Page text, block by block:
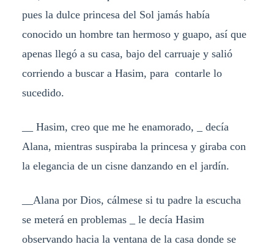
pues la dulce princesa del Sol jamás había
conocido un hombre tan hermoso y guapo, así que
apenas llegó a su casa, bajo del carruaje y salió
corriendo a buscar a Hasim, para contarle lo
sucedido.
__ Hasim, creo que me he enamorado, _ decía
Alana, mientras suspiraba la princesa y giraba con
la elegancia de un cisne danzando en el jardín.
__Alana por Dios, cálmese si tu padre la escucha
se meterá en problemas _ le decía Hasim
observando hacia la ventana de la casa donde se